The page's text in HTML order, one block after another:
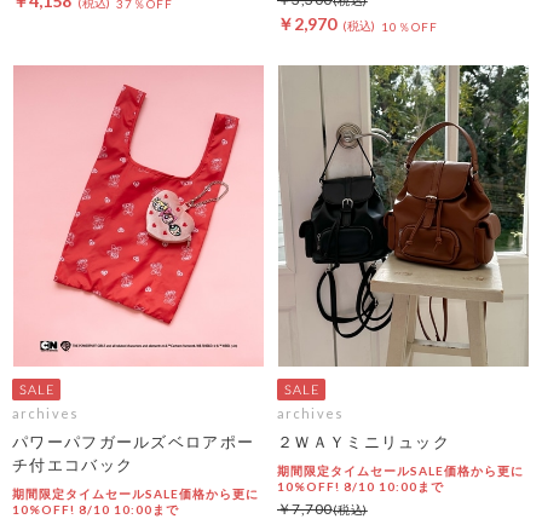
37％OFF
￥2,970 10％OFF
archives
パワーパフガールズベロアポー
チ付エコバック
期間限定タイムセールSALE価格から更に
10%OFF! 8/10 10:00まで
archives
２ＷＡＹミニリュック
期間限定タイムセールSALE価格から更に
10%OFF! 8/10 10:00まで
￥7,700